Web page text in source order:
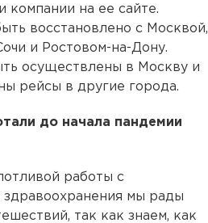
компании на ее сайте.
восстановлено с Москвой,
и Ростовом-на-Дону.
осуществлены в Москву и
рейсы в другие города.
до начала пандемии
работы с
мы рады
так как знаем, как